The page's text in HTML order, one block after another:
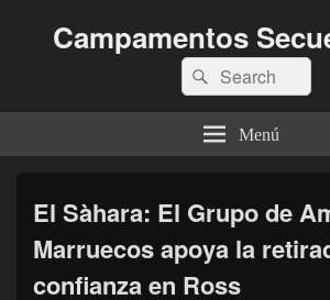
Campamentos
Buscar
por:
Buscar
Menú
El Sàhara: El Grupo de
Marruecos apoya la
confianza en Ross